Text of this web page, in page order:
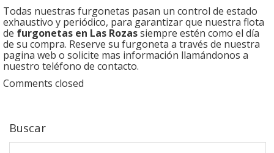
Todas nuestras furgonetas pasan un control de estado
exhaustivo y periódico, para garantizar que nuestra flota
de furgonetas en Las Rozassiempre estén como el día
de su compra. Reserve su furgoneta a través de nuestra
pagina web o solicite mas información llamándonos a
nuestro teléfono de contacto.
Comments closed
Buscar